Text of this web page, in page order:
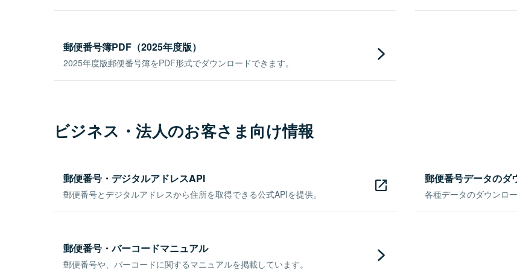
郵便番号簿PDF（2025年度版）
2025年度版郵便番号簿をPDF形式でダウンロードできます。
ビジネス・法人のお客さま向け情報
郵便番号・デジタルアドレスAPI
郵便番号とデジタルアドレスから住所を取得できる公式APIを提供。
郵便番号データのダ
各種データのダウンロ
郵便番号・バーコードマニュアル
郵便番号や、バーコードに関するマニュアルを掲載しています。